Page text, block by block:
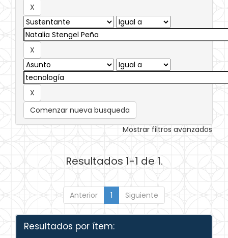
Comenzar nueva busqueda
Mostrar filtros avanzados
Resultados 1-1 de 1.
Anterior 1 Siguiente
Resultados por ítem: